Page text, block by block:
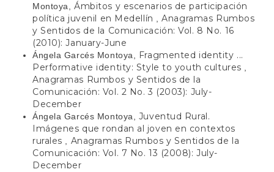
Montoya,Ámbitos y escenarios de participación
política juvenil en Medellín ,Anagramas Rumbos
y Sentidos de la Comunicación: Vol. 8 No. 16
(2010): January-June
Ángela Garcés Montoya, Fragmented identity ...
Performative identity: Style to youth cultures ,
Anagramas Rumbos y Sentidos de la
Comunicación: Vol. 2 No. 3 (2003): July-
December
Ángela Garcés Montoya, Juventud Rural.
Imágenes que rondan al joven en contextos
rurales , Anagramas Rumbos y Sentidos de la
Comunicación: Vol. 7 No. 13 (2008): July-
December